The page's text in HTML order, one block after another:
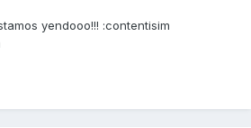
yendooo!!! :contentisim